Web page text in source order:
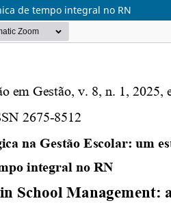
de tempo integral no RN